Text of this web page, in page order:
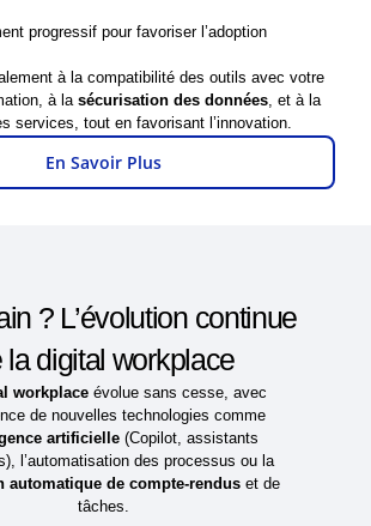
progressif pour favoriser l’adoption
à la compatibilité des outils avec votre
à la sécurisation des données, et à la
services, tout en favorisant l’innovation.
En Savoir Plus
? L’évolution continue
la digital workplace
workplaceévolue sans cesse, avec
de nouvelles technologies comme
artificielle(Copilot, assistants
l’automatisation des processus ou la
automatique de compte-rendus et de
tâches.